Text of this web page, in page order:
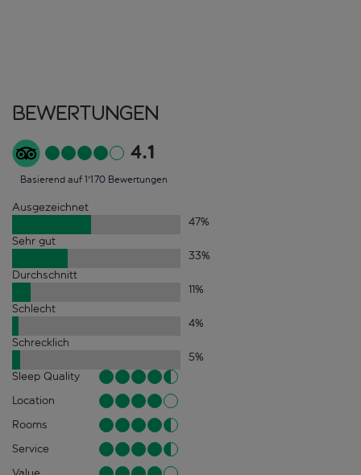
Bewertungen
4.1
Basierend auf 1'170 Bewertungen
Ausgezeichnet
47%
Sehr gut
33%
Durchschnitt
11%
Schlecht
4%
Schrecklich
5%
Sleep Quality
Location
Rooms
Service